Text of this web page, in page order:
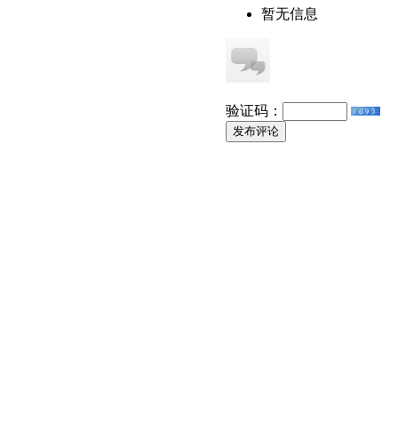
暂无信息
验证码：
发布评论